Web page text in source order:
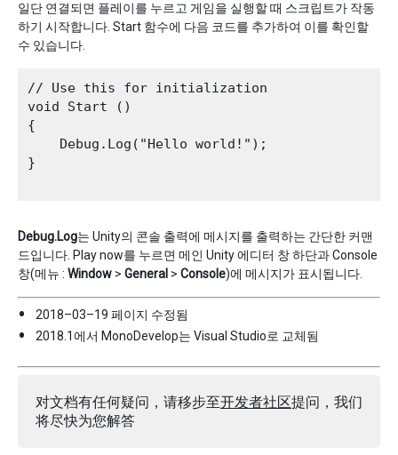
일단 연결되면 플레이를 누르고 게임을 실행할 때 스크립트가 작동
하기 시작합니다. Start 함수에 다음 코드를 추가하여 이를 확인할
수 있습니다.
// Use this for initialization
void Start ()
{
    Debug.Log("Hello world!");
}
Debug.Log는 Unity의 콘솔 출력에 메시지를 출력하는 간단한 커맨
드입니다. Play now를 누르면 메인 Unity 에디터 창 하단과 Console
창(메뉴 : Window > General > Console)에 메시지가 표시됩니다.
2018–03–19 페이지 수정됨
2018.1에서 MonoDevelop는 Visual Studio로 교체됨
对文档有任何疑问，请移步至开发者社区提问，我们
将尽快为您解答